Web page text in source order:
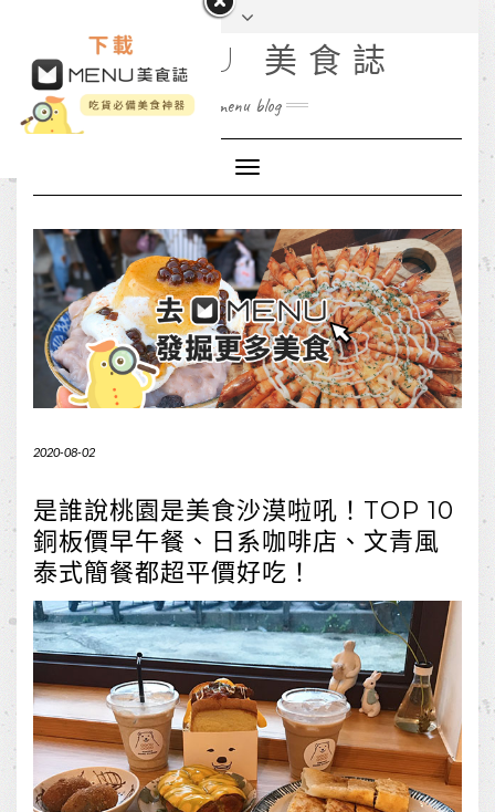
MENU 美食誌
menu blog
Toggle
Navigation
2020-08-02
是誰說桃園是美食沙漠啦吼！TOP 10
銅板價早午餐、日系咖啡店、文青風
泰式簡餐都超平價好吃！